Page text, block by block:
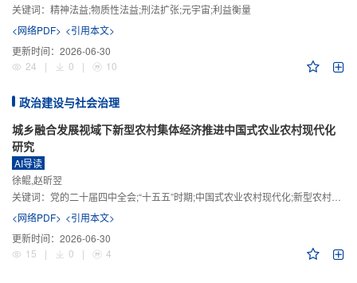
关键词： 精神法益;物质性法益;刑法扩张;元宇宙;利益衡量
<网络PDF> <引用本文>
更新时间： 2026-06-30
24
| 0 | 10
政治建设与社会治理
城乡融合发展视域下新型农村集体经济推进中国式农业农村现代化
研究
AI导读
徐鲲,赵昕翌
关键词： 党的二十届四中全会;“十五五”时期;中国式农业农村现代化;新型农村集体经济;城乡融合发展;新质生产力
<网络PDF> <引用本文>
更新时间： 2026-06-30
15
| 0 | 4